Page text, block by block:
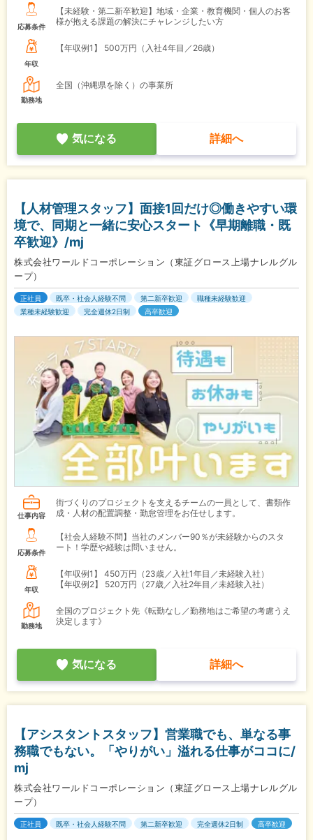
応募条件
【未経験・第二新卒歓迎】地域・企業・教育機関・個人のお客
様が抱える課題の解決にチャレンジしたい方
年収
【年収例1】 500万円（入社4年目／26歳）
勤務地
全国（沖縄県を除く）の事業所
気になる 詳細へ
【人材管理スタッフ】面接1回だけ◎働きやすい環
境で、同期と一緒に安心スタート《早期離職・既
卒歓迎》/mj
株式会社ワールドコーポレーション（東証グロース上場ナレルグル
ープ）
正社員 既卒・社会人経験不問 第二新卒歓迎
職種未経験歓迎
業種未経験歓迎
完全週休2日制 高卒歓迎
仕事内容
街づくりのプロジェクトを支えるチームの一員として、書類作
成・人材の配置調整・勤怠管理をお任せします。
応募条件
【社会人経験不問】当社のメンバー90％が未経験からのスタ
ート！学歴や経験は問いません。
年収
【年収例1】
450万円（23歳／入社1年目／未経験入社）
【年収例2】
520万円（27歳／入社2年目／未経験入社）
勤務地
全国のプロジェクト先《転勤なし／勤務地はご希望の考慮うえ
決定します》
気になる 詳細へ
【アシスタントスタッフ】営業職でも、単なる事
務職でもない。「やりがい」溢れる仕事がココに/
mj
株式会社ワールドコーポレーション（東証グロース上場ナレルグル
ープ）
正社員 既卒・社会人経験不問 第二新卒歓迎 完全週休2日制 高卒歓迎